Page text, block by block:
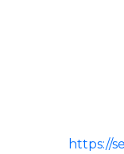
https://